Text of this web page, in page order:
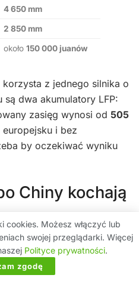
4 650 mm
2 850 mm
około 150 000 juanów
z jednego silnika o
są dwa akumulatory LFP:
zasięg wynosi od 505
i bez
by oczekiwać wyniku
Chiny kochają
EREV, czyli z range
benzynowe1.5o mocy
tylko działa jako generator.
cookies. Możesz włączyć lub
swojej przeglądarki. Więcej
Polityce prywatności.
zgodę